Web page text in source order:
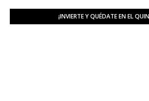
¡INVIERTE Y QUÉDATE EN EL